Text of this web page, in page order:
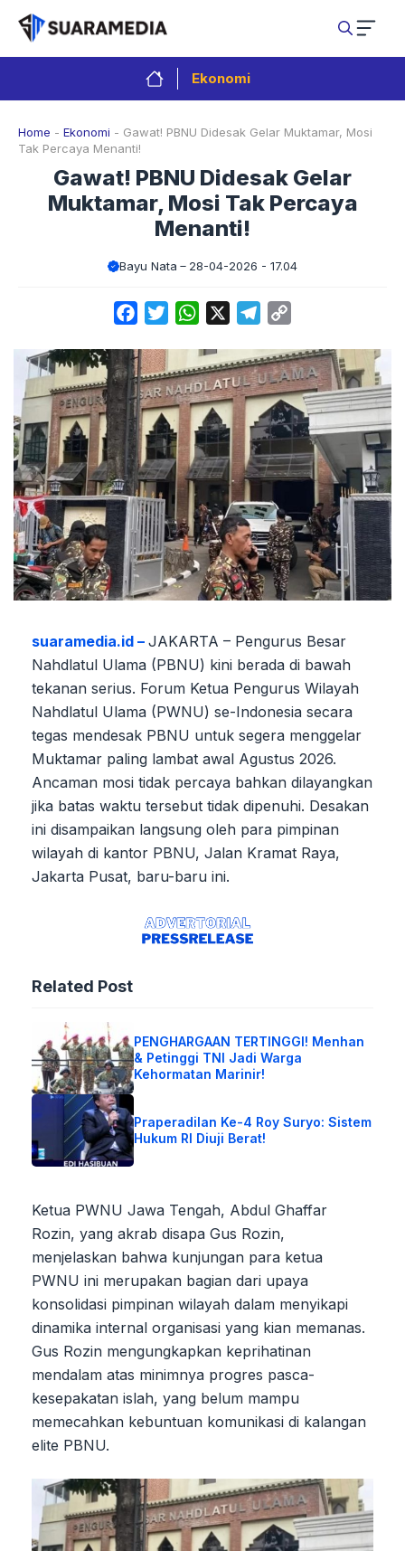
Langsung
isi
Ekonomi
Home - Ekonomi - Gawat! PBNU Didesak Gelar Muktamar, Mosi
Tak Percaya Menanti!
Gawat! PBNU Didesak Gelar
Muktamar, Mosi Tak Percaya
Menanti!
Bayu Nata 28-04-2026 - 17.04
FacebookTwitterWhatsApp Telegram
suaramedia.id – JAKARTA – Pengurus Besar
Nahdlatul Ulama (PBNU) kini berada di bawah
tekanan serius. Forum Ketua Pengurus Wilayah
Nahdlatul Ulama (PWNU) se-Indonesia secara
tegas mendesak PBNU untuk segera menggelar
Muktamar paling lambat awal Agustus 2026.
Ancaman mosi tidak percaya bahkan dilayangkan
jika batas waktu tersebut tidak dipenuhi. Desakan
ini disampaikan langsung oleh para pimpinan
wilayah di kantor PBNU, Jalan Kramat Raya,
Jakarta Pusat, baru-baru ini.
Related Post
PENGHARGAAN TERTINGGI! Menhan
& Petinggi TNI Jadi Warga
Kehormatan Marinir!
Praperadilan Ke-4 Roy Suryo: Sistem
Hukum RI Diuji Berat!
Ketua PWNU Jawa Tengah, Abdul Ghaffar
Rozin, yang akrab disapa Gus Rozin,
menjelaskan bahwa kunjungan para ketua
PWNU ini merupakan bagian dari upaya
konsolidasi pimpinan wilayah dalam menyikapi
dinamika internal organisasi yang kian memanas.
Gus Rozin mengungkapkan keprihatinan
mendalam atas minimnya progres pasca-
kesepakatan islah, yang belum mampu
memecahkan kebuntuan komunikasi di kalangan
elite PBNU.